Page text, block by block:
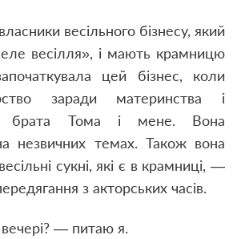
весільного бізнесу, який
весілля», і мають крамницю
цей бізнес, коли
заради материнства і
брата Тома і мене. Вона
незвичних темах. Також вона
сукні, які є в крамниці, —
з акторських часів.
— питаю я.